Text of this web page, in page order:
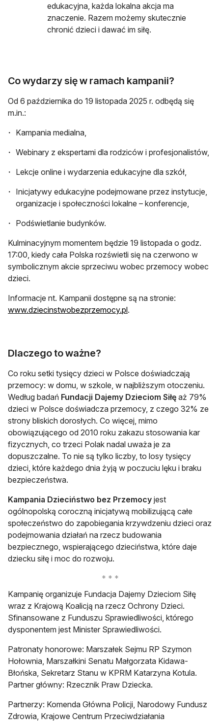
edukacyjna, każda lokalna akcja ma
znaczenie. Razem możemy skutecznie
chronić dzieci i dawać im siłę.
Co wydarzy się w ramach kampanii?
Od 6 października do 19 listopada 2025 r. odbędą się
m.in.:
Kampania medialna,
Webinary z ekspertami dla rodziców i profesjonalistów,
Lekcje online i wydarzenia edukacyjne dla szkół,
Inicjatywy edukacyjne podejmowane przez instytucje,
organizacje i społeczności lokalne – konferencje,
Podświetlanie budynków.
Kulminacyjnym momentem będzie 19 listopada o godz.
17:00, kiedy cała Polska rozświetli się na czerwono w
symbolicznym akcie sprzeciwu wobec przemocy wobec
dzieci.
Informacje nt. Kampanii dostępne są na stronie:
www.dziecinstwobezprzemocy.plotwiera się w nowej karcie
.
Dlaczego to ważne?
Co roku setki tysięcy dzieci w Polsce doświadczają
przemocy: w domu, w szkole, w najbliższym otoczeniu.
Według badań Fundacji Dajemy Dzieciom Siłę aż 79%
dzieci w Polsce doświadcza przemocy, z czego 32% ze
strony bliskich dorosłych. Co więcej, mimo
obowiązującego od 2010 roku zakazu stosowania kar
fizycznych, co trzeci Polak nadal uważa je za
dopuszczalne. To nie są tylko liczby, to losy tysięcy
dzieci, które każdego dnia żyją w poczuciu lęku i braku
bezpieczeństwa.
Kampania Dzieciństwo bez Przemocy jest
ogólnopolską coroczną inicjatywą mobilizującą całe
społeczeństwo do zapobiegania krzywdzeniu dzieci oraz
podejmowania działań na rzecz budowania
bezpiecznego, wspierającego dzieciństwa, które daje
dziecku siłę i moc do rozwoju.
Kampanię organizuje Fundacja Dajemy Dzieciom Siłę
wraz z Krajową Koalicją na rzecz Ochrony Dzieci.
Sfinansowane z Funduszu Sprawiedliwości, którego
dysponentem jest Minister Sprawiedliwości.
Patronaty honorowe: Marszałek Sejmu RP Szymon
Hołownia, Marszałkini Senatu Małgorzata Kidawa-
Błońska, Sekretarz Stanu w KPRM Katarzyna Kotula.
Partner główny: Rzecznik Praw Dziecka.
Partnerzy: Komenda Główna Policji, Narodowy Fundusz
Zdrowia, Krajowe Centrum Przeciwdziałania